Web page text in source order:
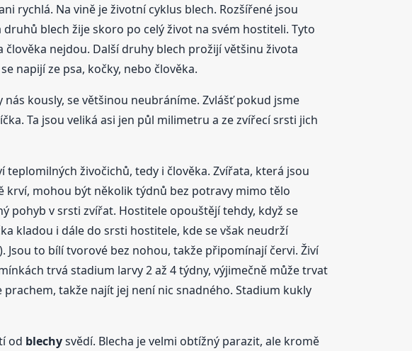
rychlá. Na vině je životní cyklus blech. Rozšířené jsou
blech žije skoro po celý život na svém hostiteli. Tyto
nejdou. Další druhy blech prožijí většinu života
napijí ze psa, kočky, nebo člověka.
kously, se většinou neubráníme. Zvlášť pokud jsme
Ta jsou veliká asi jen půl milimetru a ze zvířecí srsti jich
teplomilných živočichů, tedy i člověka. Zvířata, která jsou
krví, mohou být několik týdnů bez potravy mimo tělo
pohyb v srsti zvířat. Hostitele opouštějí tehdy, když se
kladou i dále do srsti hostitele, kde se však neudrží
Jsou to bílí tvorové bez nohou, takže připomínají červi. Živí
trvá stadium larvy 2 až 4 týdny, výjimečně může trvat
takže najít jej není nic snadného. Stadium kukly
od blechysvědí. Blecha je velmi obtížný parazit, ale kromě